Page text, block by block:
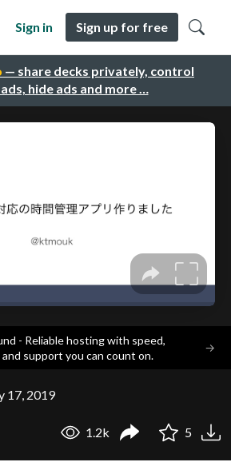
— share decks privately, control
hide ads and more …
Sign in Sign up for free
- Reliable hosting with speed,
and support you can count on.
→
17, 2019
1.2k 5